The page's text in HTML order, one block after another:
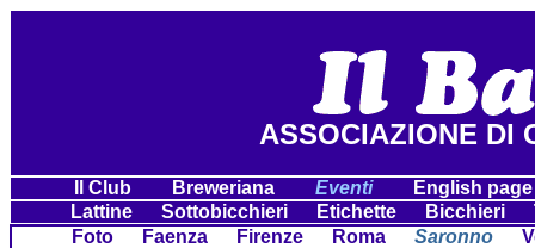
ASSOCIAZIONE DI
Il Club Breweriana Eventi
English
Lattine
Sottobicchieri Etichette Bicchieri
Foto
Faenza Firenze Roma Saronno